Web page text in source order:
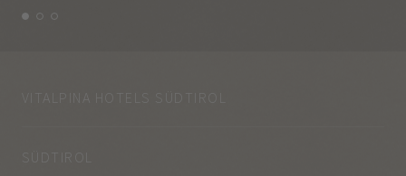
VITALPINA HOTELS SÜDTIROL
SÜDTIROL